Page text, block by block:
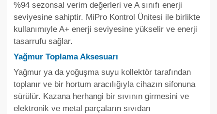
%94 sezonsal verim değerleri ve A sınıfı enerji
seviyesine sahiptir. MiPro Kontrol Ünitesi ile birlikte
kullanımıyle A+ enerji seviyesine yükselir ve enerji
tasarrufu sağlar.
Yağmur Toplama Aksesuarı
Yağmur ya da yoğuşma suyu kollektör tarafından
toplanır ve bir hortum aracılığıyla cihazın sifonuna
sürülür. Kazana herhangi bir sıvının girmesini ve
elektronik ve metal parçaların sıvıdan